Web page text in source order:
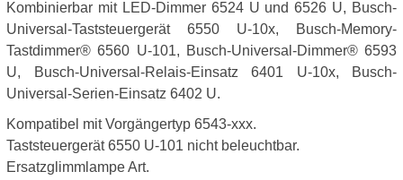
Kombinierbar mit LED-Dimmer 6524 U und 6526 U, Busch-
Universal-Taststeuergerät 6550 U-10x, Busch-Memory-
Tastdimmer® 6560 U-101, Busch-Universal-Dimmer® 6593
U, Busch-Universal-Relais-Einsatz 6401 U-10x, Busch-
Universal-Serien-Einsatz 6402 U.
Kompatibel mit Vorgängertyp 6543-xxx.
Taststeuergerät 6550 U-101 nicht beleuchtbar.
Ersatzglimmlampe Art.